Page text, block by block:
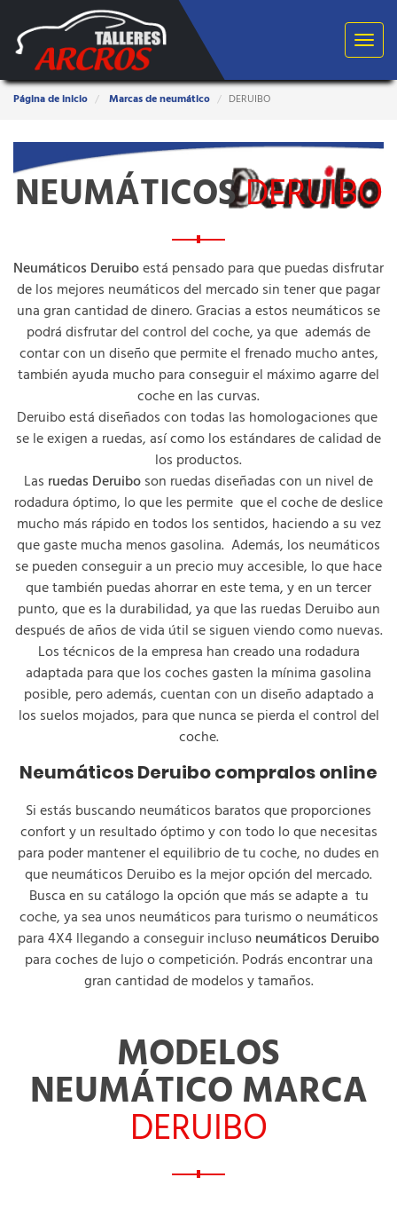
Toggle
Estas
aquí:
Página de inicio Marcas de neumático DERUIBO
NEUMÁTICOSDERUIBO
Neumáticos Deruiboestá pensado para que puedas disfrutar
de los mejores neumáticos del mercado sin tener que pagar
una gran cantidad de dinero. Gracias aestos neumáticos se
podrá disfrutar del control del coche, ya que además de
contar con un diseño que permite el frenado mucho antes,
también ayuda mucho para conseguir el máximo agarre del
coche en las curvas.
Deruibo está diseñados con todas las homologaciones que
se le exigen a ruedas, así como los estándares de calidad de
los productos.
Las ruedas Deruiboson ruedas diseñadas con un nivel de
rodadura óptimo, lo que les permite que el coche de deslice
mucho más rápido en todos los sentidos, haciendo a su vez
que gaste mucha menos gasolina. Además, los neumáticos
se pueden conseguir a un precio muy accesible, lo que hace
que también puedas ahorrar en este tema, y en un tercer
punto, que es la durabilidad, ya que las ruedas Deruibo aun
después de años de vida útil se siguen viendo como nuevas.
Los técnicos de la empresa han creado una rodadura
adaptada para que los coches gasten la mínima gasolina
posible, pero además, cuentan con un diseño adaptado a
los suelos mojados, para que nunca se pierda el control del
coche.
Neumáticos Deruibo compralos online
Si estás buscando neumáticos baratos que proporciones
confort y un resultado óptimo y con todo lo que necesitas
para poder mantener el equilibrio de tu coche, no dudes en
que neumáticos Deruibo es la mejor opción del mercado.
Busca en su catálogo la opción que más se adapte a tu
coche, ya sea unos neumáticos para turismo o neumáticos
para 4X4 llegando a conseguir inclusoneumáticos Deruibo
para coches de lujo o competición. Podrás encontrar una
gran cantidad de modelos y tamaños.
MODELOS
NEUMÁTICO MARCA
DERUIBO